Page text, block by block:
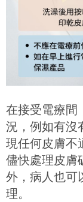
在接受電療間
況，例如有沒
現任何皮膚不
儘快處理皮膚
外，病人也可
理。